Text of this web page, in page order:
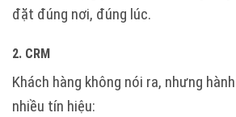
đặt đúng nơi, đúng lúc.
2. CRM
Khách hàng không nói ra, nhưng
nhiều tín hiệu: